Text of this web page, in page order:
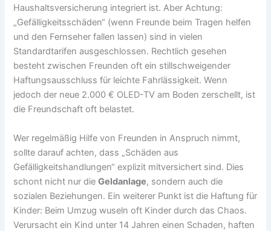
Haushaltsversicherung integriert ist. Aber Achtung:
„Gefälligkeitsschäden“ (wenn Freunde beim Tragen helfen
und den Fernseher fallen lassen) sind in vielen
Standardtarifen ausgeschlossen. Rechtlich gesehen
besteht zwischen Freunden oft ein stillschweigender
Haftungsausschluss für leichte Fahrlässigkeit. Wenn
jedoch der neue 2.000 € OLED-TV am Boden zerschellt, ist
die Freundschaft oft belastet.
Wer regelmäßig Hilfe von Freunden in Anspruch nimmt,
sollte darauf achten, dass „Schäden aus
Gefälligkeitshandlungen“ explizit mitversichert sind. Dies
schont nicht nur dieGeldanlage, sondern auch die
sozialen Beziehungen. Ein weiterer Punkt ist die Haftung für
Kinder: Beim Umzug wuseln oft Kinder durch das Chaos.
Verursacht ein Kind unter 14 Jahren einen Schaden, haften